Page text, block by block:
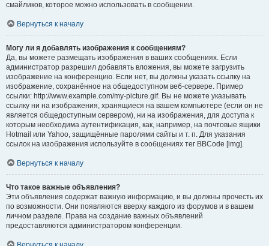
смайликов, которое можно использовать в сообщении.
Вернуться к началу
Могу ли я добавлять изображения к сообщениям?
Да, вы можете размещать изображения в ваших сообщениях. Если
администратор разрешил добавлять вложения, вы можете загрузить
изображение на конференцию. Если нет, вы должны указать ссылку на
изображение, сохранённое на общедоступном веб-сервере. Пример
ссылки: http://www.example.com/my-picture.gif. Вы не можете указывать
ссылку ни на изображения, хранящиеся на вашем компьютере (если он не
является общедоступным сервером), ни на изображения, для доступа к
которым необходима аутентификация, как, например, на почтовые ящики
Hotmail или Yahoo, защищённые паролями сайты и т. п. Для указания
ссылок на изображения используйте в сообщениях тег BBCode [img].
Вернуться к началу
Что такое важные объявления?
Эти объявления содержат важную информацию, и вы должны прочесть их
по возможности. Они появляются вверху каждого из форумов и в вашем
личном разделе. Права на создание важных объявлений
предоставляются администратором конференции.